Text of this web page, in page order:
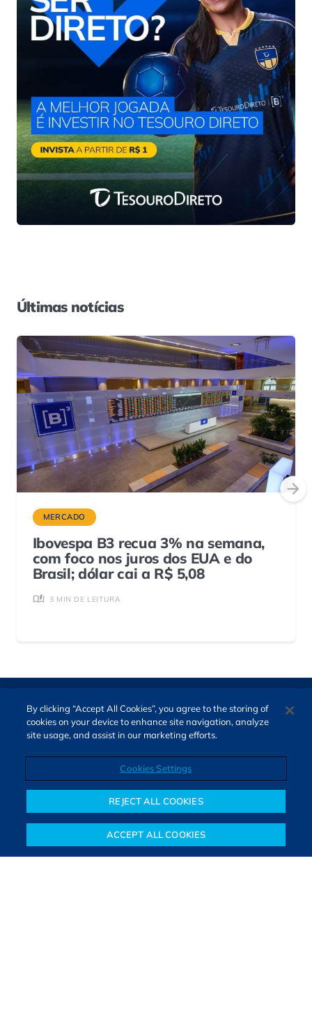
Notícias Colunistas Objetivos financeiros Investimentos Mais
Últimas notícias
MERCADO
Ibovespa B3 recua 3% na semana,
com foco nos juros dos EUA e do
Brasil; dólar cai a R$ 5,08
3 MIN DE LEITURA
O Bora Investir, site de notícias e educação financeira da B3,
oferece notícias e conteúdos especializados sobre o mercado
composta por especialistas, o site proporciona aprendizado
sólido e confiável, além de artigos de parceiros que ampliam
By clicking “Accept All Cookies”, you agree to the storing of
cookies on your device to enhance site navigation, analyze
site usage, and assist in our marketing efforts.
Cookies Settings
REJECT ALL COOKIES
ACCEPT ALL COOKIES